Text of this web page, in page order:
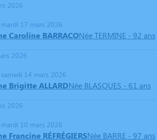
2026
mardi 17 mars 2026
Caroline BARRACONée TERMINE - 92 ans
2026
14 mars 2026
Brigitte ALLARDNée BLASQUES - 61 ans
2026
mardi 10 mars 2026
Francine RÉFRÉGIERSNée BARRE - 97 ans